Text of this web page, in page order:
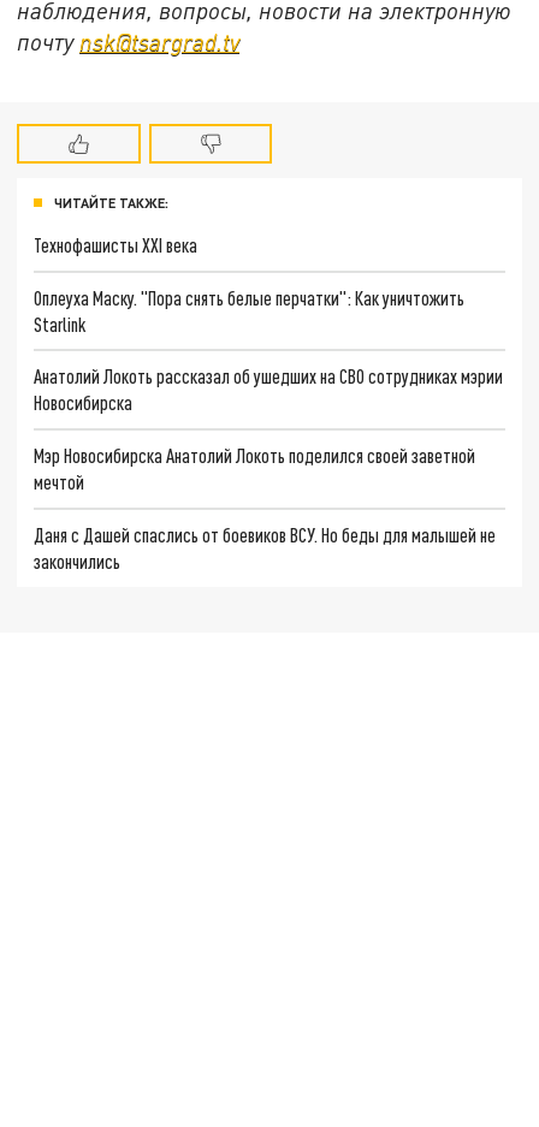
наблюдения, вопросы, новости на электронную
почту nsk@tsargrad.tv
ЧИТАЙТЕ ТАКЖЕ:
Технофашисты XXI века
Оплеуха Маску. "Пора снять белые перчатки": Как уничтожить
Starlink
Анатолий Локоть рассказал об ушедших на СВО сотрудниках мэрии
Новосибирска
Мэр Новосибирска Анатолий Локоть поделился своей заветной
мечтой
Даня с Дашей спаслись от боевиков ВСУ. Но беды для малышей не
закончились